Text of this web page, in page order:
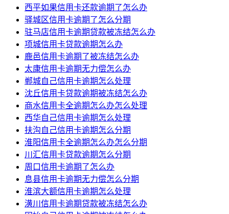
西平如果信用卡还款逾期了怎么办
驿城区信用卡逾期了怎么分期
驻马店信用卡逾期贷款被冻结怎么办
项城信用卡贷款逾期怎么办
鹿邑信用卡逾期了被冻结怎么办
太康信用卡逾期无力偿怎么办
郸城自己信用卡逾期怎么处理
沈丘信用卡贷款逾期被冻结怎么办
商水信用卡全逾期怎么办怎么处理
西华自己信用卡逾期怎么处理
扶沟自己信用卡逾期怎么分期
淮阳信用卡全逾期怎么办怎么分期
川汇信用卡贷款逾期怎么分期
周口信用卡逾期了怎么办
息县信用卡逾期无力偿怎么分期
淮滨大额信用卡逾期怎么处理
潢川信用卡逾期贷款被冻结怎么办